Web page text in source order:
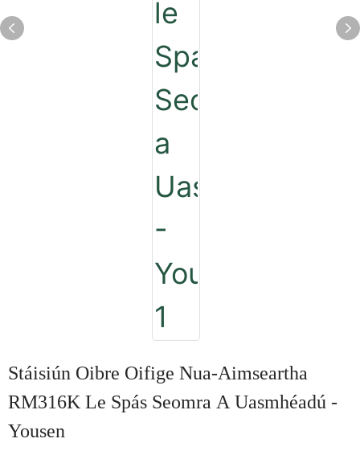
Stáisiún Oibre Oifige Nua-Aimseartha
RM316K Le Spás Seomra A Uasmhéadú -
Yousen